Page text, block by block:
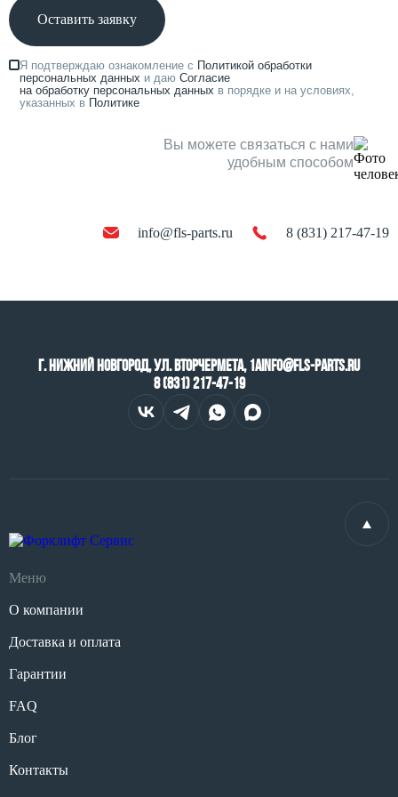
Оставить заявку
Я подтверждаю ознакомление с Политикой обработки
персональных данных и даю Согласие
на обработку персональных данных в порядке и на условиях,
указанных в Политике
Вы можете связаться с нами
удобным способом
info@fls-parts.ru 8 (831) 217-47-19
г. Нижний Новгород, ул. Вторчермета, 1Аinfo@fls-parts.ru
8 (831) 217-47-19
Меню
О компании
Доставка и оплата
Гарантии
FAQ
Блог
Контакты